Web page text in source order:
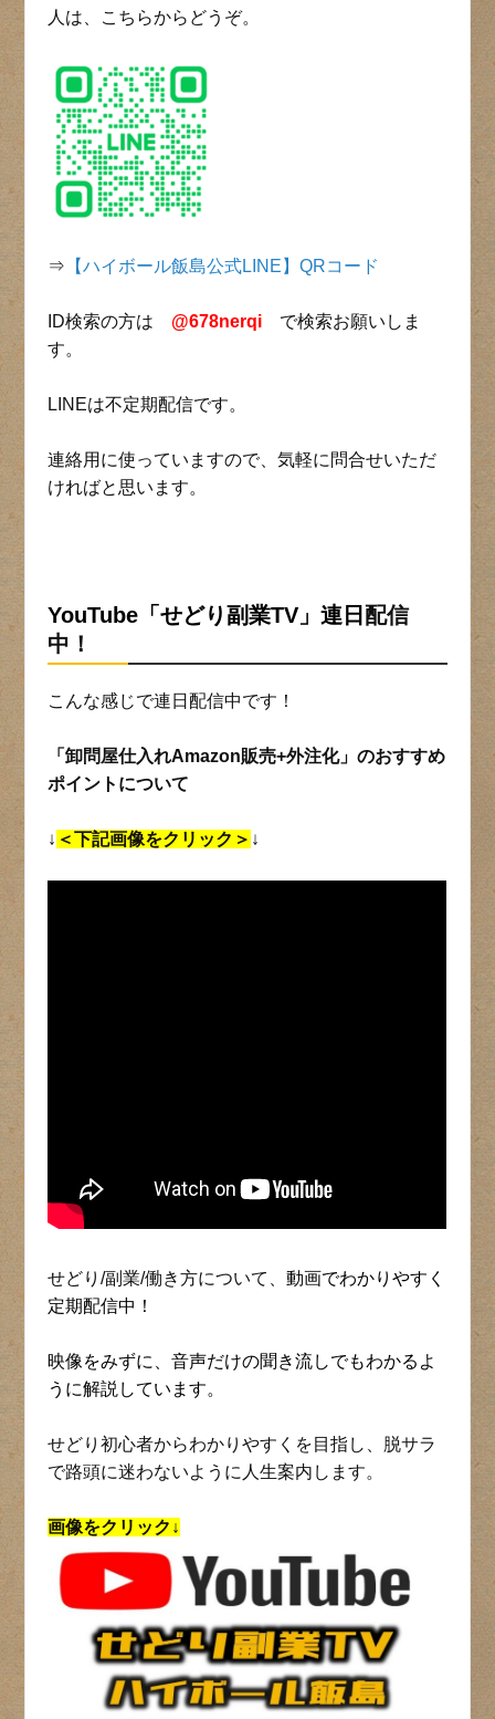
人は、こちらからどうぞ。
⇒ 【ハイボール飯島公式LINE】QRコード
ID検索の方は @678nerqi
で検索お願いしま
す。
LINEは不定期配信です。
連絡用に使っていますので、気軽に問合せいただ
ければと思います。
YouTube「せどり副業TV」連日 配信
中！
こんな感じで連日配信中です！
「卸問屋仕入れAmazon販売+外注化」のおすすめ
ポイントについて
↓ ＜下記画像をクリック＞ ↓
せどり/副業/働き方について、動画でわかりやすく
定期配信中！
映像をみずに、音声だけの聞き流しでもわかるよ
うに解説しています。
せどり初心者からわかりやすくを目指し、脱サラ
で路頭に迷わないように人生案内します。
画像をクリック↓